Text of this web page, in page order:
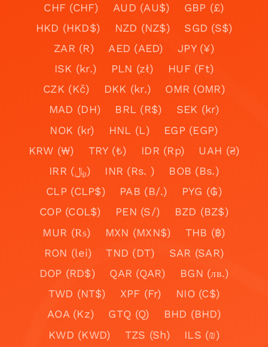
CHF (CHF)
AUD (AU$)
GBP (£)
HKD (HKD$)
NZD (NZ$)
SGD (S$)
ZAR (R)
AED (AED)
JPY (¥)
ISK (kr.)
PLN (zł)
HUF (Ft)
CZK (Kč)
DKK (kr.)
OMR (OMR)
MAD (DH)
BRL (R$)
SEK (kr)
NOK (kr)
HNL (L)
EGP (EGP)
KRW (₩)
TRY (₺) IDR (Rp)
UAH (₴)
IRR (﷼)
INR (Rs. )
BOB (Bs.)
CLP (CLP$)
PAB (B/.)
PYG (₲)
COP (COL$)
PEN (S/)
BZD (BZ$)
MUR (₨)
MXN (MXN$)
THB (฿)
RON (lei)
TND (DT)
SAR (SAR)
DOP (RD$)
QAR (QAR)
BGN (лв.)
TWD (NT$)
XPF (Fr)
NIO (C$)
AOA (Kz)
GTQ (Q)
BHD (BHD)
KWD (KWD)
TZS (Sh)
ILS (₪)